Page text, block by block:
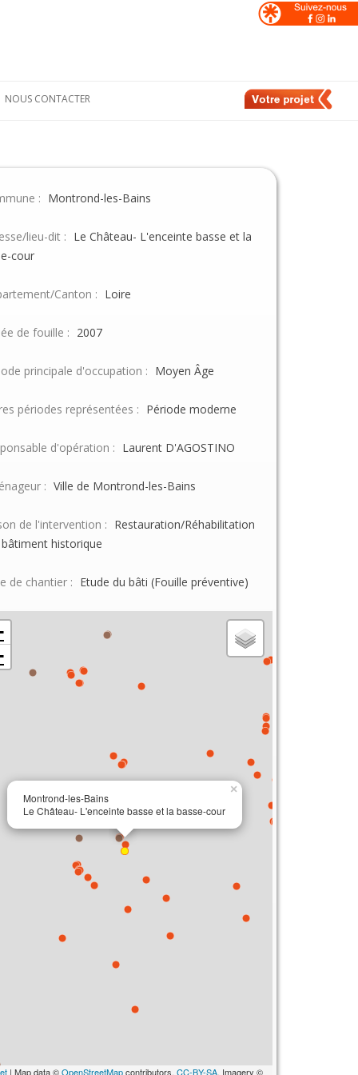
NOUS CONTACTER
Nos contacts en
: Montrond-les-Bains
lieu-dit : Le Château- L'enceinte basse et la
cour
Canton : Loire
de fouille : 2007
principale d'occupation : Moyen Âge
périodes représentées : Période moderne
d'opération : Laurent D'AGOSTINO
: Ville de Montrond-les-Bains
de l'intervention : Restauration/Réhabilitation
historique
de chantier : Etude du bâti (Fouille préventive)
Montrond-les-Bains
Le Château- L'enceinte basse et la basse-cour
×
| Map data ©OpenStreetMapcontributors, CC-BY-SA, Imagery ©